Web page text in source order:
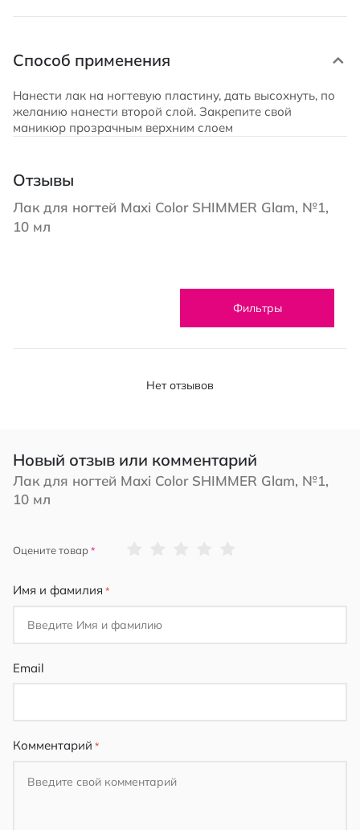
Способ применения
Нанести лак на ногтевую пластину, дать высохнуть, по
желанию нанести второй слой. Закрепите свой
маникюр прозрачным верхним слоем
Отзывы
Лак для ногтей Maxi Color SHIMMER Glam, №1,
10 мл
Фильтры
Нет отзывов
Новый отзыв или комментарий
Лак для ногтей Maxi Color SHIMMER Glam, №1,
10 мл
Оцените товар
Имя и фамилия
Email
Комментарий